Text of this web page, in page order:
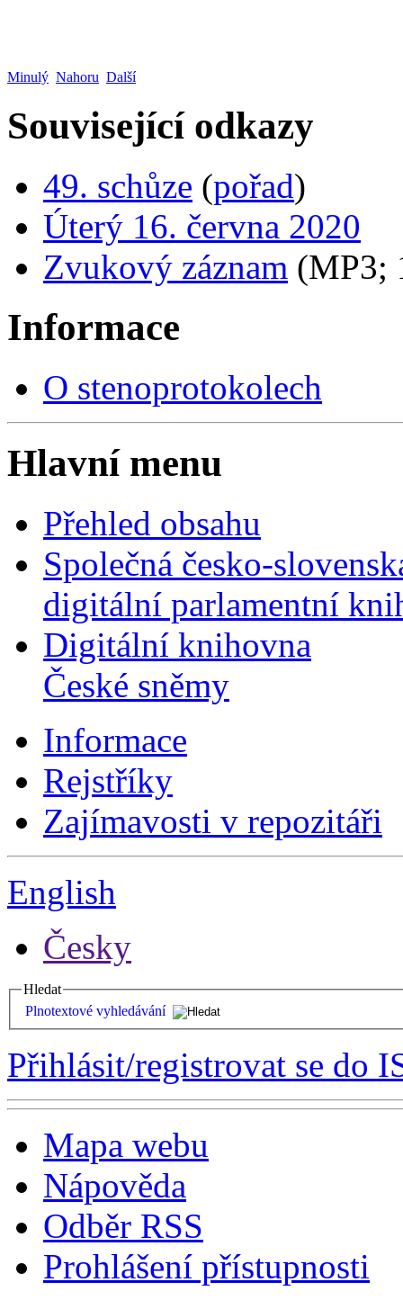
Minulý Nahoru Další
Související odkazy
49. schůze (pořad)
Úterý 16. června 2020
Zvukový záznam (MP3;
Informace
O stenoprotokolech
Hlavní menu
Přehled obsahu
Společná česko-
digitální parlamentní
Digitální knihovna
České sněmy
Informace
Rejstříky
Zajímavosti v repozitáři
English
Česky
Hledat
Plnotextové vyhledávání
Přihlásit/registrovat se do
Mapa webu
Nápověda
Odběr RSS
Prohlášení přístupnosti